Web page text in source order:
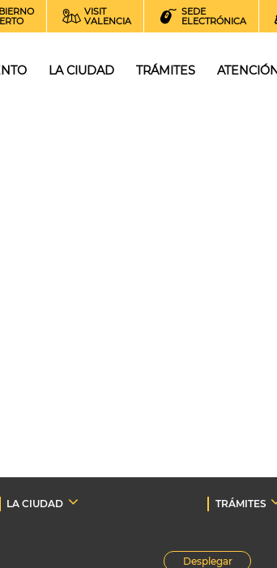
VISIT
VALENCIA
SEDE
ELECTRÓNICA
LA CIUDAD TRÁMITES
LA CIUDAD TRÁMITES
Desplegar